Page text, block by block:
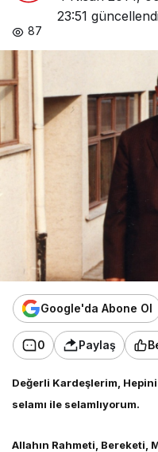
23:51
87
Google'da Abone Ol
0 Paylaş
Değerli Kardeşlerim,
selamı ile selamlıyorum.
Allahın Rahmeti, Bereketi,